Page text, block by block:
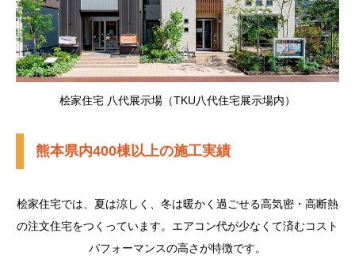
桧家住宅 八代展示場（TKU八代住宅展示場内）
熊本県内400棟以上の施工実績
桧家住宅では、夏は涼しく、冬は暖かく過ごせる高気密・高断熱
の注文住宅をつくっています。エアコン代が少なくて済むコスト
パフォーマンスの高さが特徴です。